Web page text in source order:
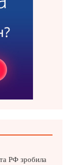
РФ зробила